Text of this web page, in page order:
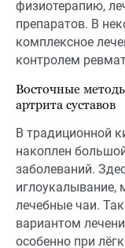
физиотерапию,
препаратов. В
комплексное
контролем
Восточные
артрита суставов
В традиционной
накоплен
заболеваний.
иглоукалывание,
лечебные чаи.
вариантом
особенно при